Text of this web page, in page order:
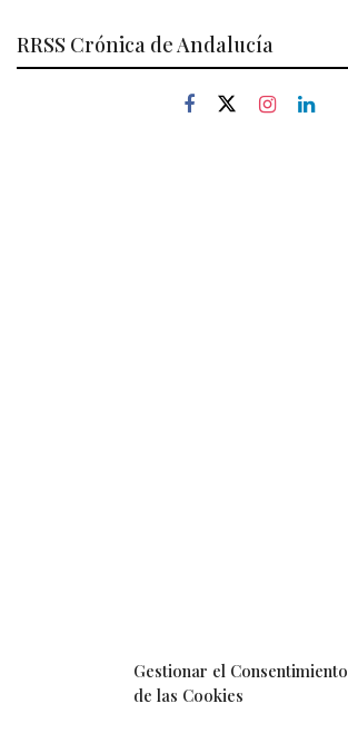
Gestionar el Consentimiento
de las Cookies
RRSS Crónica de Andalucía